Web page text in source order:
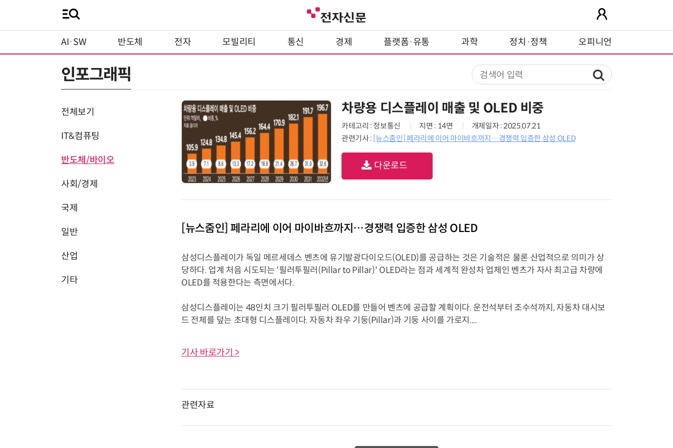
AI·SW 반도체 전자 모빌리티 통신 경제 플랫폼·유통 과학 정치·정책 오피니언
인포그래픽
전체보기
IT&컴퓨팅
반도체/바이오
사회/경제
국제
일반
산업
기타
차량용 디스플레이 매출 및 OLED 비중
카테고리 : 정보통신 지면 : 14면
개제일자 : 2025.07.21
관련기사 : [뉴스줌인] 페라리에 이어 마이바흐까지…경쟁력 입증한 삼성 OLED
다운로드
[뉴스줌인] 페라리에 이어 마이바흐까지…경쟁력 입증한 삼성 OLED
삼성디스플레이가 독일 메르세데스 벤츠에 유기발광다이오드(OLED)를 공급하는 것은 기술적은 물론 산업적으로 의미가 상
당하다. 업계 처음 시도되는 '필러투필러(Pillar to Pillar)' OLED라는 점과 세계적 완성차 업체인 벤츠가 자사 최고급 차량에
OLED를 적용한다는 측면에서다.
삼성디스플레이는 48인치 크기 필러투필러 OLED를 만들어 벤츠에 공급할 계획이다. 운전석부터 조수석까지, 자동차 대시보
드 전체를 덮는 초대형 디스플레이다. 자동차 좌우 기둥(Pillar)과 기둥 사이를 가로지....
기사 바로가기 >
관련자료